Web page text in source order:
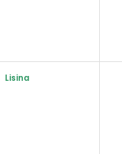
Lisina